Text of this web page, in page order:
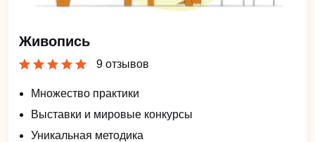
Живопись
9 отзывов
Множество практики
Выставки и мировые конкурсы
Уникальная методика